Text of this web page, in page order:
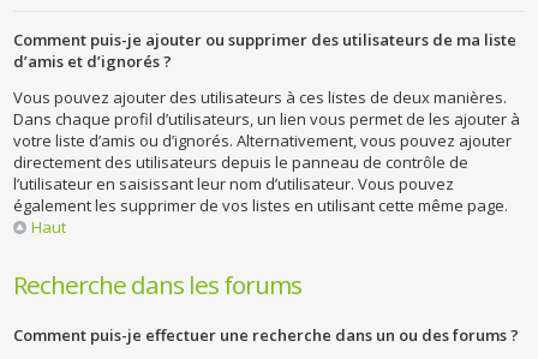
Comment puis-je ajouter ou supprimer des utilisateurs de ma liste
d’amis et d’ignorés ?
Vous pouvez ajouter des utilisateurs à ces listes de deux manières.
Dans chaque profil d’utilisateurs, un lien vous permet de les ajouter à
votre liste d’amis ou d’ignorés. Alternativement, vous pouvez ajouter
directement des utilisateurs depuis le panneau de contrôle de
l’utilisateur en saisissant leur nom d’utilisateur. Vous pouvez
également les supprimer de vos listes en utilisant cette même page.
Haut
Recherche dans les forums
Comment puis-je effectuer une recherche dans un ou des forums ?